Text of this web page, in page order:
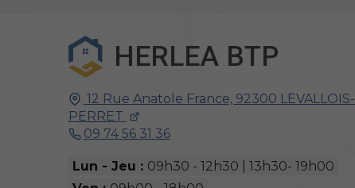
HERLEA BTP
12 Rue Anatole France, 92300 LEVALLOIS-
PERRET
09 74 56 31 36
Lun - Jeu : 09h30 - 12h30 | 13h30- 19h00